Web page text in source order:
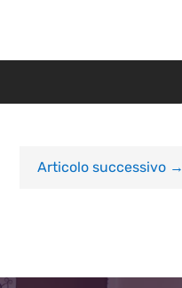
Articolo successivo→